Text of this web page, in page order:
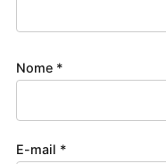
Nome *
E-mail *